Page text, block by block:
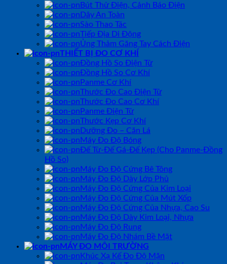
Bút Thử Điện, Cảnh Báo Điện
Dây An Toàn
Sào Thao Tác
Tiếp Địa Di Động
Ủng Thảm Găng Tay Cách Điện
THIẾT BỊ ĐO CƠ KHÍ
Đồng Hồ So Điện Tử
Đồng Hồ So Cơ Khí
Panme Cơ Khí
Thước Đo Cao Điện Tử
Thước Đo Cao Cơ Khí
Panme Điện Tử
Thước Kẹp Cơ Khí
Dưỡng Đo – Căn Lá
Máy Đo Độ Bóng
Đế Từ-Đế Gá-Đế Kẹp (Cho Panme-Đồng
Hồ So)
Máy Đo Độ Cứng Bê Tông
Máy Đo Độ Dày Lớp Phủ
Máy Đo Độ Cứng Của Kim Loại
Máy Đo Độ Cứng Của Mút Xốp
Máy Đo Độ Cứng Của Nhựa, Cao Su
Máy Đo Độ Dày Kim Loại, Nhựa
Máy Đo Độ Rung
Máy Đo Độ Nhám Bề Mặt
MÁY ĐO MÔI TRƯỜNG
Khúc Xạ Kế Đo Độ Mặn